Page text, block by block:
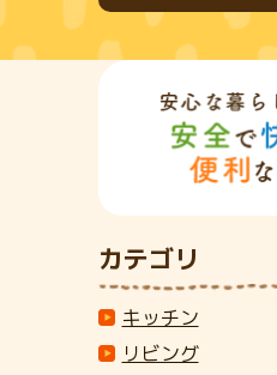
カテゴリ
キッチン
リビング